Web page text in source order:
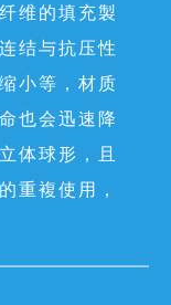
维的填充製
结与抗压性
小等，材质
也会迅速降
体球形，且
重複使用，